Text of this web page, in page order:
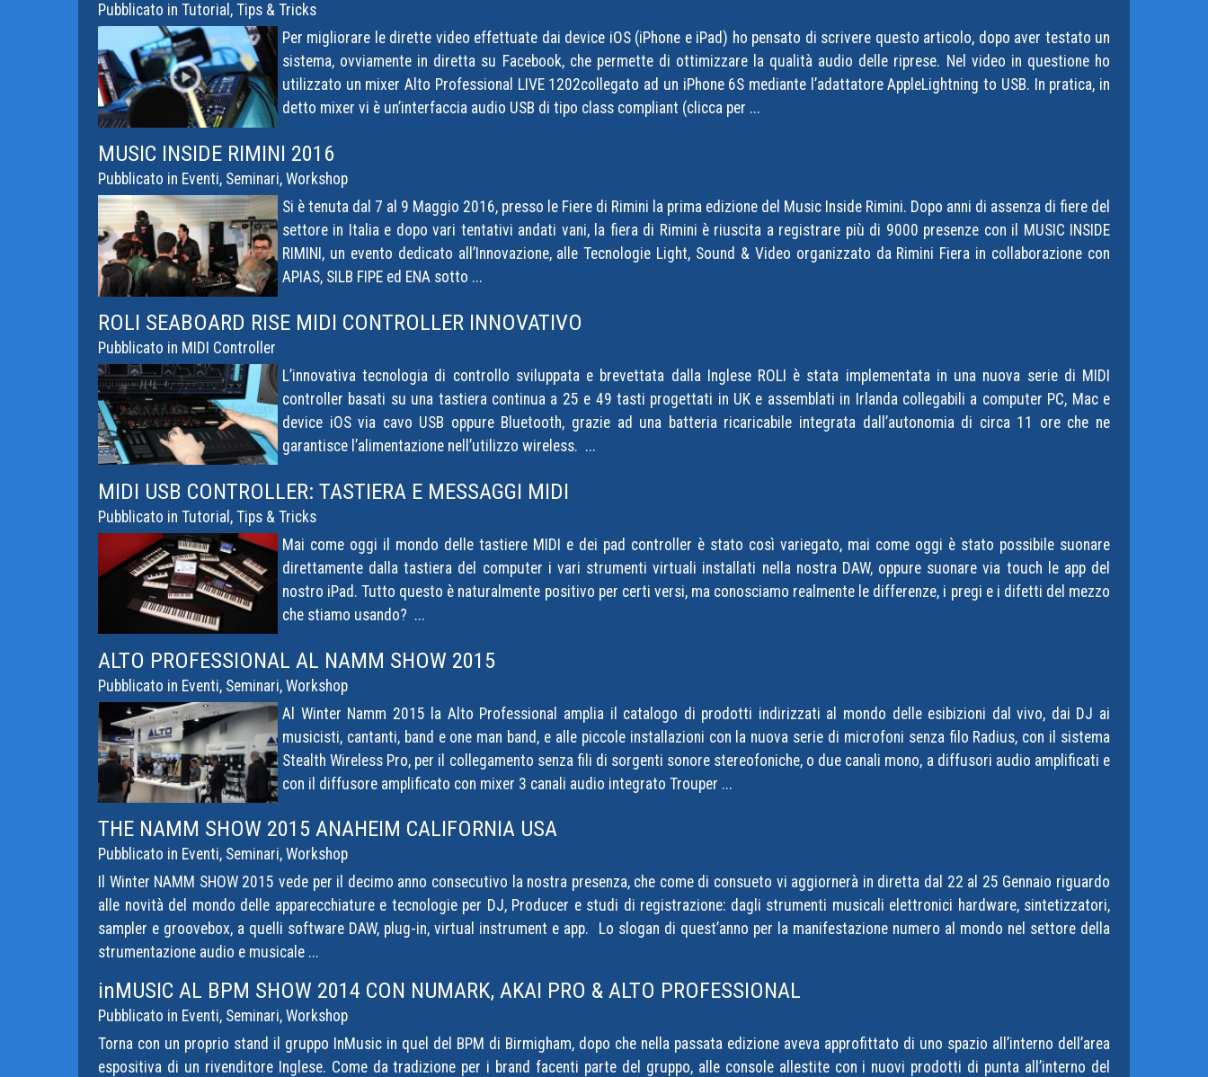
Pubblicato in Tutorial, Tips & Tricks
Per migliorare le dirette video effettuate dai device iOS (iPhone e iPad) ho pensato di scrivere questo articolo, dopo aver testato un
sistema, ovviamente in diretta su Facebook, che permette di ottimizzare la qualità audio delle riprese. Nel video in questione ho
utilizzato un mixer Alto Professional LIVE 1202collegato ad un iPhone 6S mediante l’adattatore AppleLightning to USB. In pratica, in
detto mixer vi è un’interfaccia audio USB di tipo class compliant (clicca per ...
MUSIC INSIDE RIMINI 2016
Pubblicato in Eventi, Seminari, Workshop
Si è tenuta dal 7 al 9 Maggio 2016, presso le Fiere di Rimini la prima edizione del Music Inside Rimini. Dopo anni di assenza di fiere del
settore in Italia e dopo vari tentativi andati vani, la fiera di Rimini è riuscita a registrare più di 9000 presenze con il MUSIC INSIDE
RIMINI, un evento dedicato all’Innovazione, alle Tecnologie Light, Sound & Video organizzato da Rimini Fiera in collaborazione con
APIAS, SILB FIPE ed ENA sotto ...
ROLI SEABOARD RISE MIDI CONTROLLER INNOVATIVO
Pubblicato in MIDI Controller
L’innovativa tecnologia di controllo sviluppata e brevettata dalla Inglese ROLI è stata implementata in una nuova serie di MIDI
controller basati su una tastiera continua a 25 e 49 tasti progettati in UK e assemblati in Irlanda collegabili a computer PC, Mac e
device iOS via cavo USB oppure Bluetooth, grazie ad una batteria ricaricabile integrata dall’autonomia di circa 11 ore che ne
garantisce l’alimentazione nell’utilizzo wireless. ...
MIDI USB CONTROLLER: TASTIERA E MESSAGGI MIDI
Pubblicato in Tutorial, Tips & Tricks
Mai come oggi il mondo delle tastiere MIDI e dei pad controller è stato così variegato, mai come oggi è stato possibile suonare
direttamente dalla tastiera del computer i vari strumenti virtuali installati nella nostra DAW, oppure suonare via touch le app del
nostro iPad. Tutto questo è naturalmente positivo per certi versi, ma conosciamo realmente le differenze, i pregi e i difetti del mezzo
che stiamo usando? ...
ALTO PROFESSIONAL AL NAMM SHOW 2015
Pubblicato in Eventi, Seminari, Workshop
Al Winter Namm 2015 la Alto Professional amplia il catalogo di prodotti indirizzati al mondo delle esibizioni dal vivo, dai DJ ai
musicisti, cantanti, band e one man band, e alle piccole installazioni con la nuova serie di microfoni senza filo Radius, con il sistema
Stealth Wireless Pro, per il collegamento senza fili di sorgenti sonore stereofoniche, o due canali mono, a diffusori audio amplificati e
con il diffusore amplificato con mixer 3 canali audio integrato Trouper ...
THE NAMM SHOW 2015 ANAHEIM CALIFORNIA USA
Pubblicato in Eventi, Seminari, Workshop
Il Winter NAMM SHOW 2015 vede per il decimo anno consecutivo la nostra presenza, che come di consueto vi aggiornerà in diretta dal 22 al 25 Gennaio riguardo
alle novità del mondo delle apparecchiature e tecnologie per DJ, Producer e studi di registrazione: dagli strumenti musicali elettronici hardware, sintetizzatori,
sampler e groovebox, a quelli software DAW, plug-in, virtual instrument e app. Lo slogan di quest’anno per la manifestazione numero al mondo nel settore della
strumentazione audio e musicale ...
inMUSIC AL BPM SHOW 2014 CON NUMARK, AKAI PRO & ALTO PROFESSIONAL
Pubblicato in Eventi, Seminari, Workshop
Torna con un proprio stand il gruppo InMusic in quel del BPM di Birmigham, dopo che nella passata edizione aveva approfittato di uno spazio all’interno dell’area
espositiva di un rivenditore Inglese. Come da tradizione per i brand facenti parte del gruppo, alle console allestite con i nuovi prodotti di punta all’interno del